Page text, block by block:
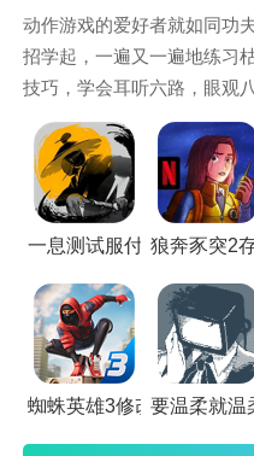
游戏特点
简单，但凭借出色的手
的眼球。
2. 多种角色技能：玩家
动作游戏的爱好者就如同功
招学起，一遍又一遍地练习
技巧，学会耳听六路，眼观
唯手熟尔。
一息测试服付费版狼奔豕突2
蜘蛛英雄3修改版要温柔就温